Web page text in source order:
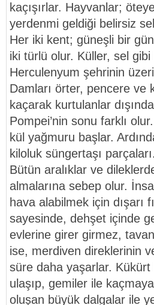
kaçışırlar. Hayvanlar;
yerdenmi geldiği belirsiz
Her iki kent; güneşli bir
iki türlü olur. Küller, sel
Herculenyum şehrinin
Damları örter, pencere ve
kaçarak kurtulanlar
Pompei’nin sonu farklı
kül yağmuru başlar.
kiloluk süngertaşı
Bütün aralıklar ve
almalarına sebep olur.
hava alabilmek için dışarı
sayesinde, dehşet içinde
evlerine girer girmez,
ise, merdiven direklerinin
süre daha yaşarlar. Kükürt
ulaşıp, gemiler ile
oluşan büyük dalgalar ile